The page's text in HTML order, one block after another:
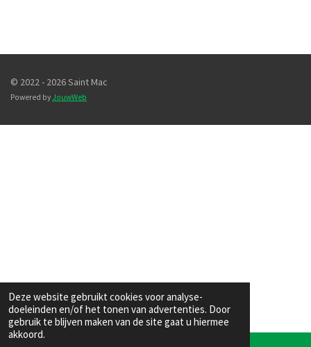
Deze website gebruikt cookies voor analyse-
doeleinden en/of het tonen van advertenties. Door
gebruik te blijven maken van de site gaat u hiermee
akkoord.
© 2022 - 2026 Saint Mac
Powered by JouwWeb